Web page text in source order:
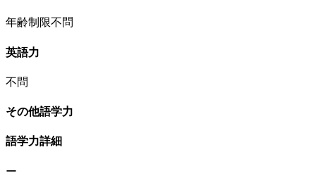
年齢制限不問
英語力
不問
その他語学力
語学力詳細
ー